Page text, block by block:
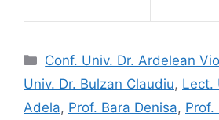
Categorii
Conf. Univ. Dr. Ardelean
Univ. Dr. Bulzan Claudiu, Lect.
Adela, Prof. Bara Denisa, Prof.